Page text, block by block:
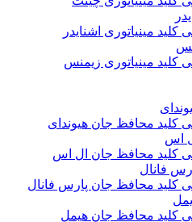
کلید مینیاتوری اشنایدر
کلید مینیاتوری زیمنس
کلید محافظ جان هیوندای
اس
کلید محافظ جان ال اس
فانال
کلید محافظ جان پارس فانال
کلید محافظ جان هیمل